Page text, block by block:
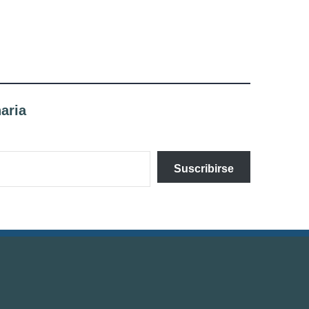
Suscribirse